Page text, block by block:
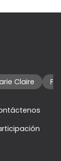
Claire